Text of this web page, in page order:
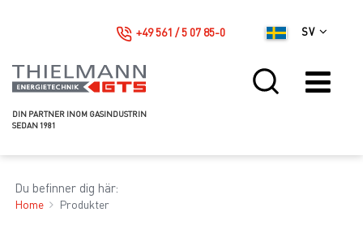
DIN PARTNER INOM GASINDUSTRIN
SEDAN 1981
SV
+49 561 / 5 07 85-0
Du befinner dig här:
Home Produkter